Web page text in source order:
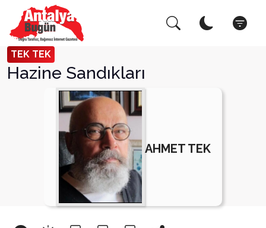
TEK TEK
Hazine Sandıkları
AHMET TEK
Arama Yap! Kapat